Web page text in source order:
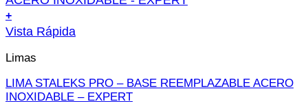
+
Este
tiene
múltiples
variantes.
Vista Rápida
Limas
LIMA STALEKS PRO – BASE REEMPLAZABLE ACERO
INOXIDABLE – EXPERT